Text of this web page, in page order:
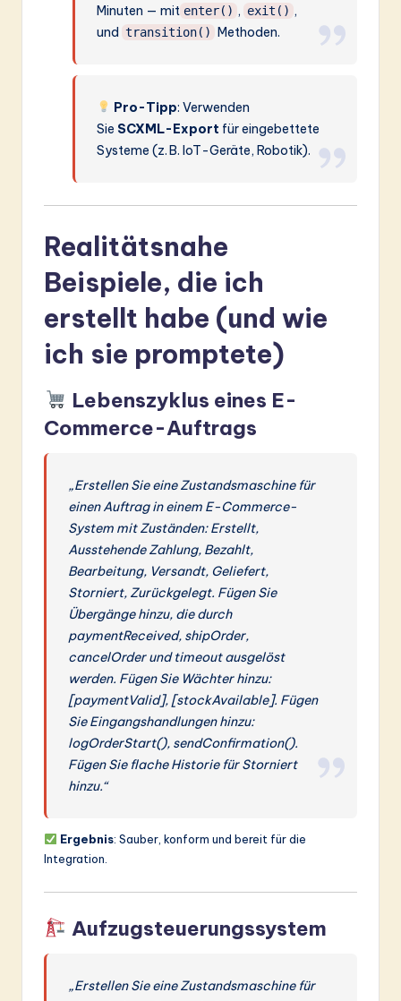
Minuten — mit enter() , exit() ,
und transition() Methoden.
Pro-Tipp: Verwenden
Sie SCXML-Export für eingebettete
Systeme (z. B. IoT-Geräte, Robotik).
Realitätsnahe
Beispiele, die ich
erstellt habe (und wie
ich sie promptete)
Lebenszyklus eines E-
Commerce-Auftrags
„Erstellen Sie eine Zustandsmaschine für
einen Auftrag in einem E-Commerce-
System mit Zuständen: Erstellt,
Ausstehende Zahlung, Bezahlt,
Bearbeitung, Versandt, Geliefert,
Storniert, Zurückgelegt. Fügen Sie
Übergänge hinzu, die durch
paymentReceived, shipOrder,
cancelOrder und timeout ausgelöst
werden. Fügen Sie Wächter hinzu:
[paymentValid], [stockAvailable]. Fügen
Sie Eingangshandlungen hinzu:
logOrderStart(), sendConfirmation().
Fügen Sie flache Historie für Storniert
hinzu.“
Ergebnis: Sauber, konform und bereit für die
Integration.
Aufzugsteuerungssystem
„Erstellen Sie eine Zustandsmaschine für